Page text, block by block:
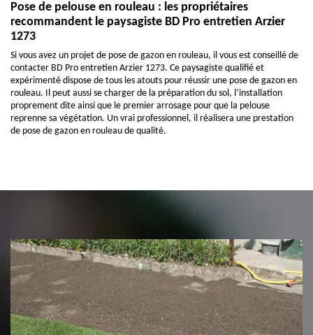
Pose de pelouse en rouleau : les propriétaires
recommandent le paysagiste BD Pro entretien Arzier
1273
Si vous avez un projet de pose de gazon en rouleau, il vous est conseillé de
contacter BD Pro entretien Arzier 1273. Ce paysagiste qualifié et
expérimenté dispose de tous les atouts pour réussir une pose de gazon en
rouleau. Il peut aussi se charger de la préparation du sol, l’installation
proprement dite ainsi que le premier arrosage pour que la pelouse
reprenne sa végétation. Un vrai professionnel, il réalisera une prestation
de pose de gazon en rouleau de qualité.